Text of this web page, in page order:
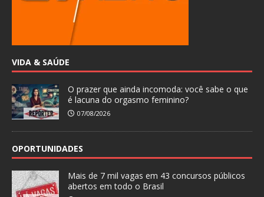
VIDA & SAÚDE
O prazer que ainda incomoda: você sabe o que
é lacuna do orgasmo feminino?
07/08/2026
OPORTUNIDADES
Mais de 7 mil vagas em 43 concursos públicos
abertos em todo o Brasil